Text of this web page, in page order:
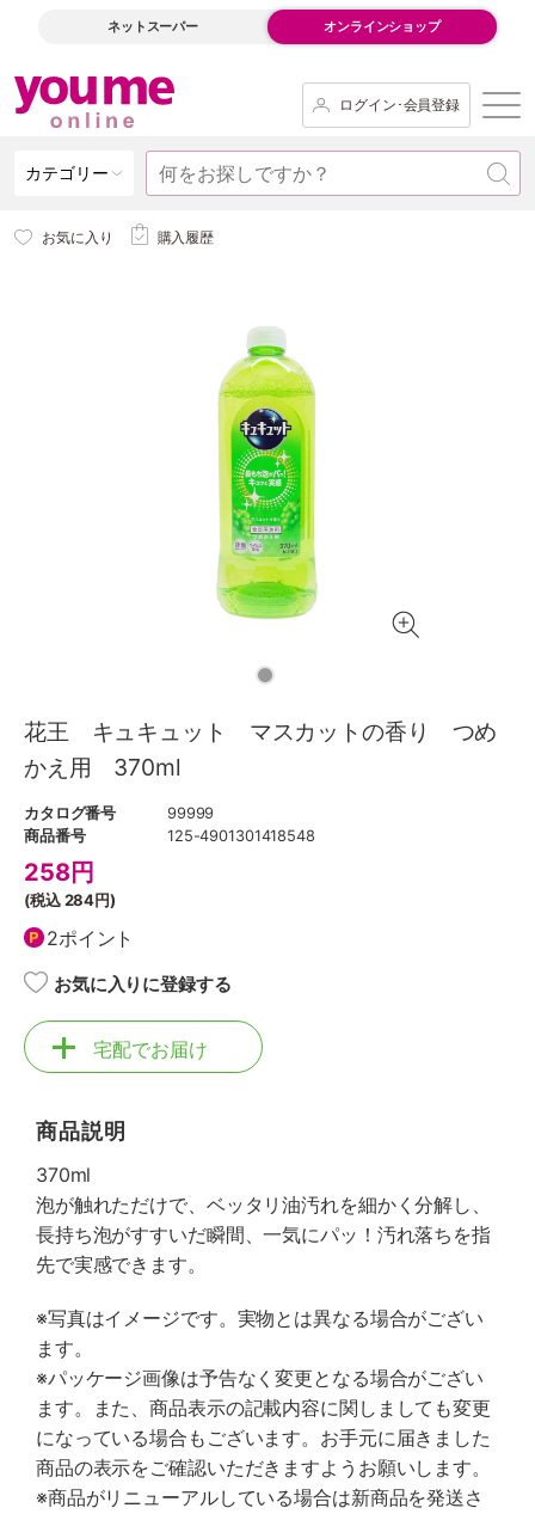
ネットスーパー オンラインショップ
ログイン･会員登録
カテゴリー
お気に入り 購入履歴
花王 キュキュット マスカットの香り つめ
かえ用 370ml
カタログ番号
99999
商品番号
125-4901301418548
258円
(税込284円)
2ポイント
お気に入りに登録する
宅配でお届け
商品説明
370ml
泡が触れただけで、ベッタリ油汚れを細かく分解し、
長持ち泡がすすいだ瞬間、一気にパッ！汚れ落ちを指
先で実感できます。
※写真はイメージです。実物とは異なる場合がござい
ます。
※パッケージ画像は予告なく変更となる場合がござい
ます。また、商品表示の記載内容に関しましても変更
になっている場合もございます。お手元に届きました
商品の表示をご確認いただきますようお願いします。
※商品がリニューアルしている場合は新商品を発送さ